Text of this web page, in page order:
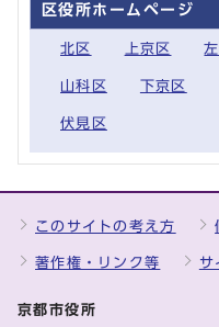
区役所ホームページ
北区 上京区
山科区 下京区
伏見区
このサイトの考え方
著作権・リンク等 サ
京都市役所